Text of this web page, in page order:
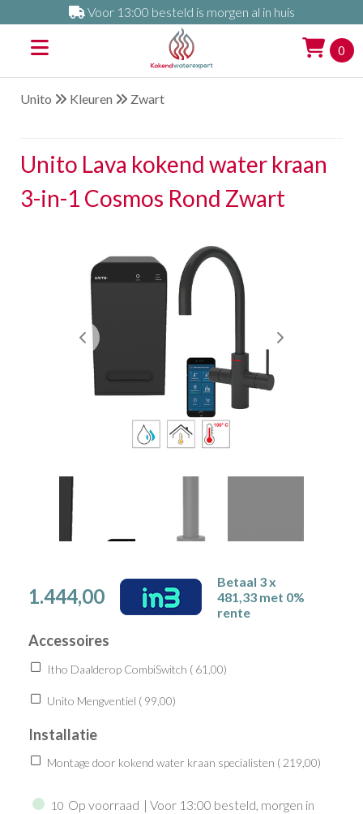
Voor 13:00 besteld is morgen al in huis
0
Unito Kleuren Zwart
Unito Lava kokend water kraan
3-in-1 Cosmos Rond Zwart
1.444,00
Betaal 3 x
481,33 met 0%
rente
Accessoires
Itho Daalderop CombiSwitch ( 61,00)
Unito Mengventiel ( 99,00)
Installatie
Montage door kokend water kraan specialisten (219,00)
10 Op voorraad | Voor 13:00 besteld, morgen in